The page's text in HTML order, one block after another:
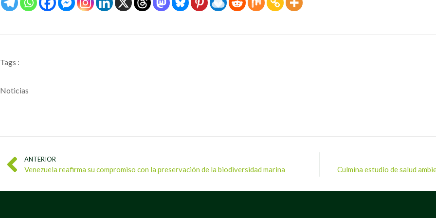
Tags :
Noticias
ANTERIOR
Venezuela reafirma su compromiso con la preservación de la biodiversidad marina Culmina estudio de salud